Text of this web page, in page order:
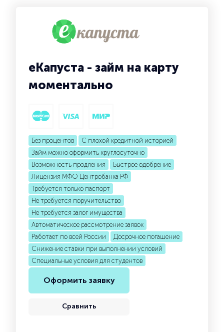
еКапуста - займ на карту
моментально
Без процентов
С плохой кредитной историей
Займ можно оформить круглосуточно
Возможность продления
Быстрое одобрение
Лицензия МФО Центробанка РФ
Требуется только паспорт
Не требуется поручительство
Не требуется залог имущества
Автоматическое рассмотрение заявок
Работает по всей России
Досрочное погашение
Снижение ставки при выполнении условий
Специальные условия для студентов
Оформить заявку
Сравнить